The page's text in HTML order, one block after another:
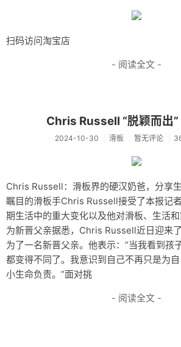
扫码访问淘宝店
- 阅读全文 -
Chris Russell “脱颖而出”
2024-10-30 滑板 暂无评论
Chris Russell：滑板界的硬汉奶爸，分享
瞩目的滑板手Chris Russell接受了本报记
期生活中的重大变化以及他对滑板、生活
为新晋父亲据悉，Chris Russell近日迎来
为了一名新晋父亲。他表示：“当我看到孩
都变得不同了。我意识到自己不再只是为
小生命负责。”面对挑
- 阅读全文 -